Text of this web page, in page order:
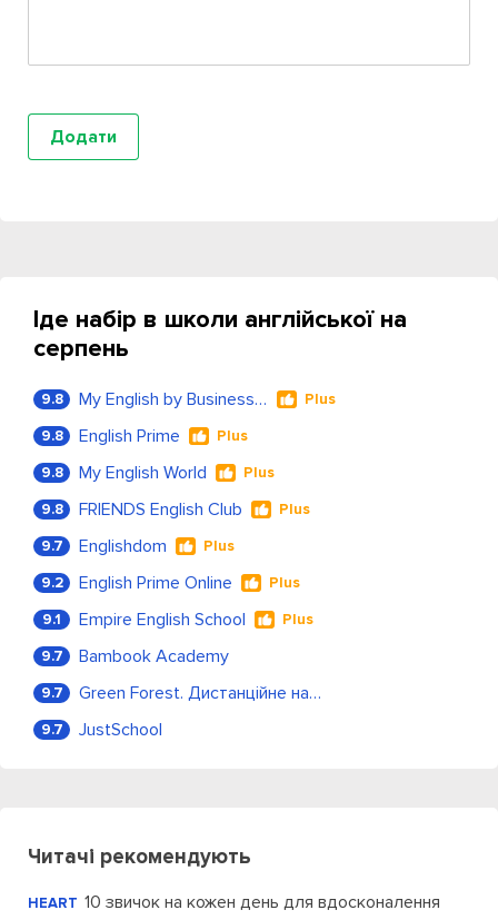
Іде набір в школи англійської на
серпень
9.8 My English by Business Language Plus
9.8 English Prime Plus
9.8 My English World Plus
9.8 FRIENDS English Club Plus
9.7 Englishdom Plus
9.2 English Prime Online Plus
9.1 Empire English School Plus
9.7 Bambook Academy
9.7 Green Forest. Дистанційне навчання
9.7 JustSchool
Читачі рекомендують
HEART 10 звичок на кожен день для вдосконалення